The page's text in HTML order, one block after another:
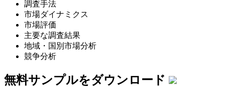
調査手法
市場ダイナミクス
市場評価
主要な調査結果
地域・国別市場分析
競争分析
無料サンプルをダウンロード